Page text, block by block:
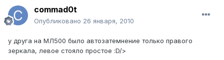
commad0t
Опубликовано 26 января, 2010
у друга на МЛ500 было автозатемнение только правого
зеркала, левое стояло простое :D/>